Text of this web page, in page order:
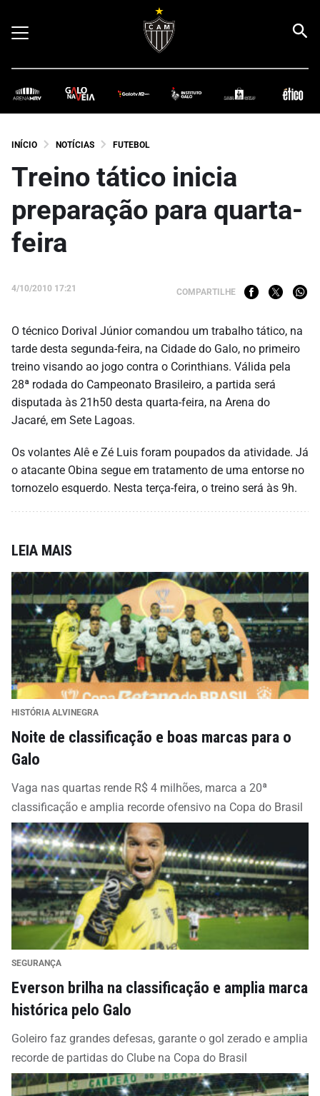
INÍCIO NOTÍCIAS FUTEBOL
Treino tático inicia
preparação para quarta-
feira
4/10/2010 17:21 COMPARTILHE
O técnico Dorival Júnior comandou um trabalho tático, na
tarde desta segunda-feira, na Cidade do Galo, no primeiro
treino visando ao jogo contra o Corinthians. Válida pela
28ª rodada do Campeonato Brasileiro, a partida será
disputada às 21h50 desta quarta-feira, na Arena do
Jacaré, em Sete Lagoas.
Os volantes Alê e Zé Luis foram poupados da atividade. Já
o atacante Obina segue em tratamento de uma entorse no
tornozelo esquerdo. Nesta terça-feira, o treino será às 9h.
LEIA MAIS
HISTÓRIA ALVINEGRA
Noite de classificação e boas marcas para o
Galo
Vaga nas quartas rende R$ 4 milhões, marca a 20ª
classificação e amplia recorde ofensivo na Copa do Brasil
SEGURANÇA
Everson brilha na classificação e amplia marca
histórica pelo Galo
Goleiro faz grandes defesas, garante o gol zerado e amplia
recorde de partidas do Clube na Copa do Brasil